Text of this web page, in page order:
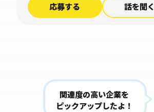
応募する 話を聞く
関連度の高い企業を
ピックアップしたよ！